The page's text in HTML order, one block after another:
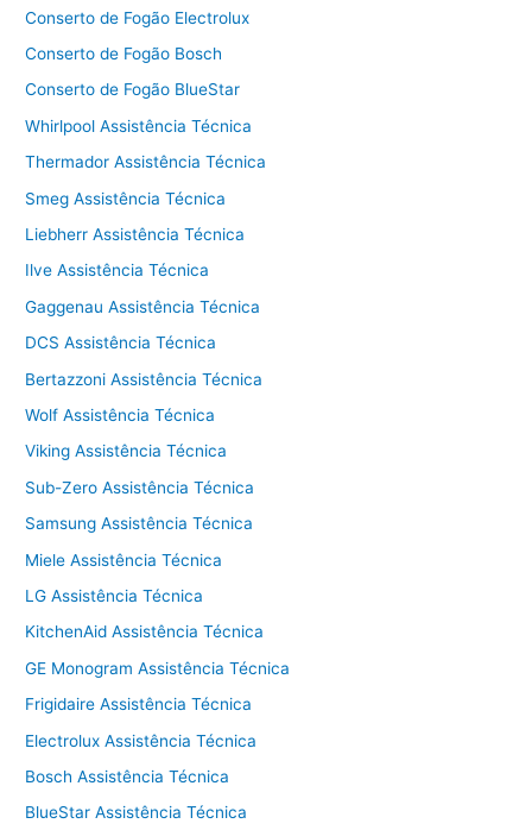
Conserto de Fogão Electrolux
Conserto de Fogão Bosch
Conserto de Fogão BlueStar
Whirlpool Assistência Técnica
Thermador Assistência Técnica
Smeg Assistência Técnica
Liebherr Assistência Técnica
Ilve Assistência Técnica
Gaggenau Assistência Técnica
DCS Assistência Técnica
Bertazzoni Assistência Técnica
Wolf Assistência Técnica
Viking Assistência Técnica
Sub-Zero Assistência Técnica
Samsung Assistência Técnica
Miele Assistência Técnica
LG Assistência Técnica
KitchenAid Assistência Técnica
GE Monogram Assistência Técnica
Frigidaire Assistência Técnica
Electrolux Assistência Técnica
Bosch Assistência Técnica
BlueStar Assistência Técnica